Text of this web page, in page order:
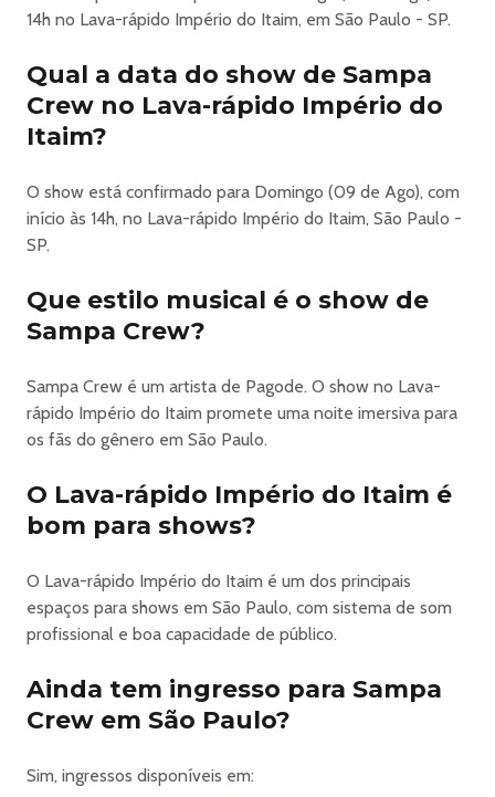
14h no Lava-rápido Império do Itaim, em São Paulo - SP.
Qual a data do show de Sampa
Crew no Lava-rápido Império do
Itaim?
O show está confirmado para Domingo (09 de Ago), com
início às 14h, no Lava-rápido Império do Itaim, São Paulo -
SP.
Que estilo musical é o show de
Sampa Crew?
Sampa Crew é um artista de Pagode. O show no Lava-
rápido Império do Itaim promete uma noite imersiva para
os fãs do gênero em São Paulo.
O Lava-rápido Império do Itaim é
bom para shows?
O Lava-rápido Império do Itaim é um dos principais
espaços para shows em São Paulo, com sistema de som
profissional e boa capacidade de público.
Ainda tem ingresso para Sampa
Crew em São Paulo?
Sim, ingressos disponíveis em: